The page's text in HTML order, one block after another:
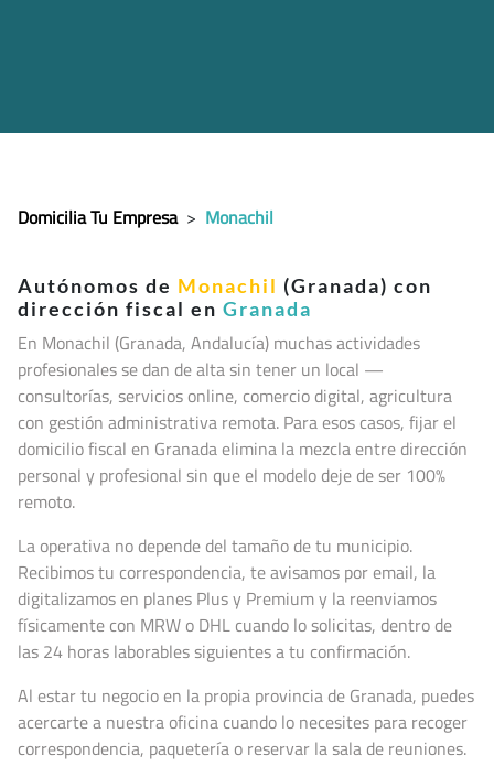
Domicilia Tu Empresa > Monachil
Autónomos de Monachil (Granada) con
dirección fiscal en Granada
En Monachil (Granada, Andalucía) muchas actividades
profesionales se dan de alta sin tener un local —
consultorías, servicios online, comercio digital, agricultura
con gestión administrativa remota. Para esos casos, fijar el
domicilio fiscal en Granada elimina la mezcla entre dirección
personal y profesional sin que el modelo deje de ser 100%
remoto.
La operativa no depende del tamaño de tu municipio.
Recibimos tu correspondencia, te avisamos por email, la
digitalizamos en planes Plus y Premium y la reenviamos
físicamente con MRW o DHL cuando lo solicitas, dentro de
las 24 horas laborables siguientes a tu confirmación.
Al estar tu negocio en la propia provincia de Granada, puedes
acercarte a nuestra oficina cuando lo necesites para recoger
correspondencia, paquetería o reservar la sala de reuniones.